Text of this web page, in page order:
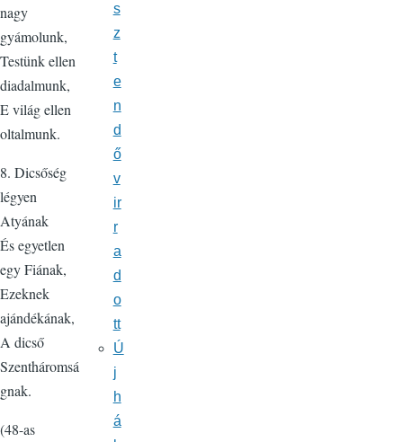
nagy
gyámolunk,
Testünk ellen
diadalmunk,
E világ ellen
oltalmunk.
8. Dicsőség
légyen
Atyának
És egyetlen
egy Fiának,
Ezeknek
ajándékának,
A dicső
Szentháromsá
gnak.
(48-as
s
z
t
e
n
d
ő
v
ir
r
a
d
o
tt
Ú
j
h
á